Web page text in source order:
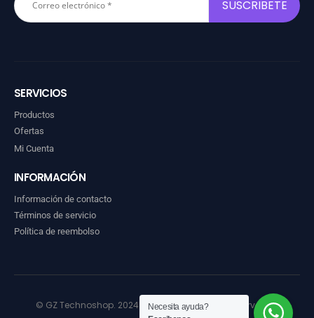
SERVICIOS
Productos
Ofertas
Mi Cuenta
INFORMACIÓN
Información de contacto
Términos de servicio
Política de reembolso
© GZ Technoshop. 2024. Todos los derechos reservados
Necesita ayuda?